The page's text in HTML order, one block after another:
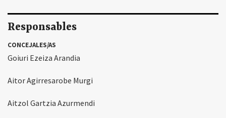
Responsables
CONCEJALES/AS
Goiuri Ezeiza Arandia
Aitor Agirresarobe Murgi
Aitzol Gartzia Azurmendi